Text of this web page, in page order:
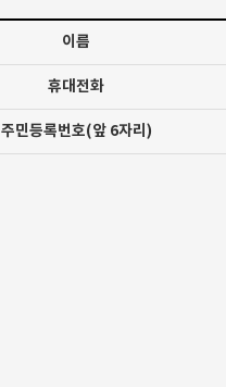
이름
휴대전화
주민등록번호(앞 6자리)